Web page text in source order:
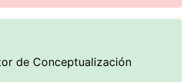
de Conceptualización